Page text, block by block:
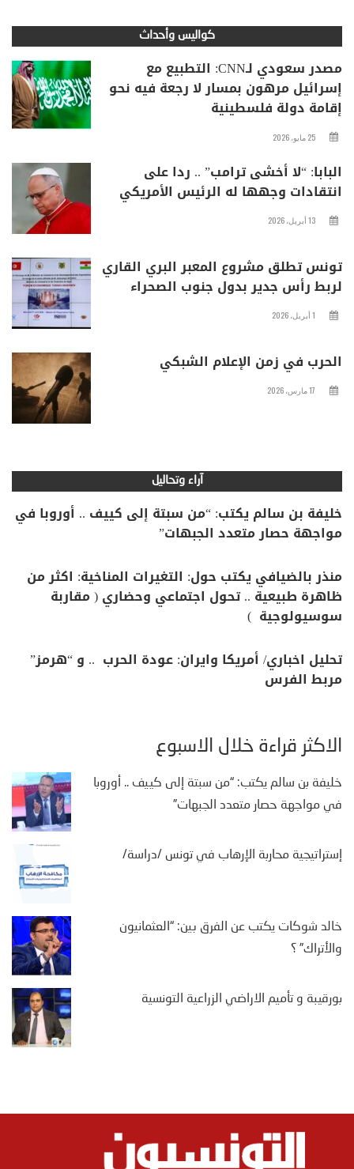
كواليس وأحداث
مصدر سعودي لـCNN: التطبيع مع
إسرائيل مرهون بمسار لا رجعة فيه نحو
إقامة دولة فلسطينية
25 مايو، 2026
البابا: “لا أخشى ترامب” .. ردا على
انتقادات وجهها له الرئيس الأمريكي
13 أبريل، 2026
تونس تطلق مشروع المعبر البري القاري
لربط رأس جدير بدول جنوب الصحراء
1 أبريل، 2026
الحرب في زمن الإعلام الشبكي
17 مارس، 2026
آراء وتحاليل
خليفة بن سالم يكتب: “من سبتة إلى كييف .. أوروبا في
مواجهة حصار متعدد الجبهات”
منذر بالضيافي يكتب حول: التغيرات المناخية: اكثر من
ظاهرة طبيعية .. تحول اجتماعي وحضاري ( مقاربة
سوسيولوجية )
تحليل اخباري/ أمريكا وايران: عودة الحرب .. و “هرمز”
مربط الفرس
الأكثر قراءة خلال الأسبوع
خليفة بن سالم يكتب: “من سبتة إلى كييف .. أوروبا
في مواجهة حصار متعدد الجبهات”
إستراتيجية محاربة الإرهاب في تونس /دراسة/
خالد شوكات يكتب عن الفرق بين: “العثمانيون
والأتراك” ؟
بورقيبة و تأميم الاراضي الزراعية التونسية